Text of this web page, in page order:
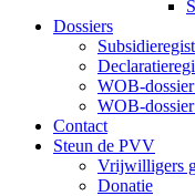
Dossiers
WOB-
WOB-
Contact
Steun de PVV
Vrijwilligers
Donatie